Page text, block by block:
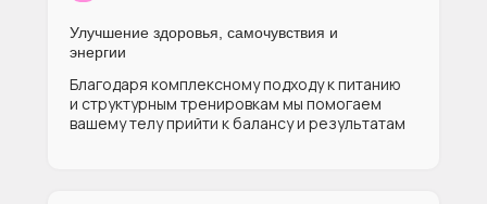
Улучшение здоровья, самочувствия и
энергии
Благодаря комплексному подходу к питанию
и структурным тренировкам мы помогаем
вашему телу прийти к балансу и результатам